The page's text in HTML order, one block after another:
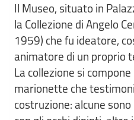
Il Museo, situato in
la Collezione di Angelo
1959) che fu ideatore,
animatore di un proprio
La collezione si
marionette che
costruzione: alcune